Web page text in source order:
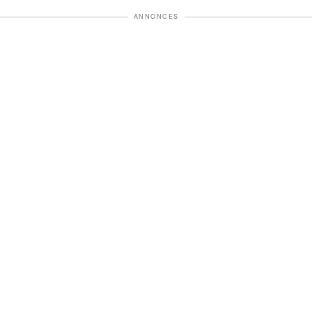
ANNONCES